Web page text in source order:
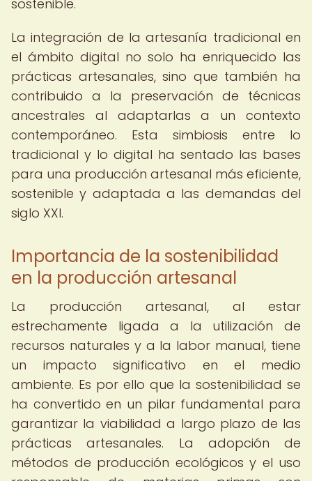
sostenible.
La integración de la artesanía tradicional en
el ámbito digital no solo ha enriquecido las
prácticas artesanales, sino que también ha
contribuido a la preservación de técnicas
ancestrales al adaptarlas a un contexto
contemporáneo. Esta simbiosis entre lo
tradicional y lo digital ha sentado las bases
para una producción artesanal más eficiente,
sostenible y adaptada a las demandas del
siglo XXI.
Importancia de la sostenibilidad
en la producción artesanal
La producción artesanal, al estar
estrechamente ligada a la utilización de
recursos naturales y a la labor manual, tiene
un impacto significativo en el medio
ambiente. Es por ello que la sostenibilidad se
ha convertido en un pilar fundamental para
garantizar la viabilidad a largo plazo de las
prácticas artesanales. La adopción de
métodos de producción ecológicos y el uso